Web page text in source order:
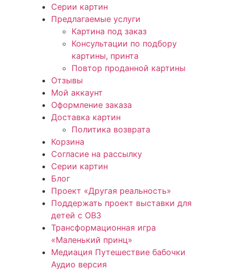
Серии картин
Предлагаемые услуги
Картина под заказ
Консультации по подбору
картины, принта
Повтор проданной картины
Отзывы
Мой аккаунт
Оформление заказа
Доставка картин
Политика возврата
Корзина
Согласие на рассылку
Серии картин
Блог
Проект «Другая реальность»
Поддержать проект выставки для
детей с ОВЗ
Трансформационная игра
«Маленький принц»
Медиация Путешествие бабочки
Аудио версия